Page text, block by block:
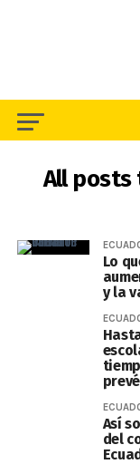
All posts
Lo
y la
Así
del